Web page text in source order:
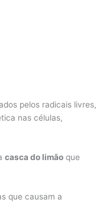
pelos radicais livres,
nas células,
casca do limão que
que causam a